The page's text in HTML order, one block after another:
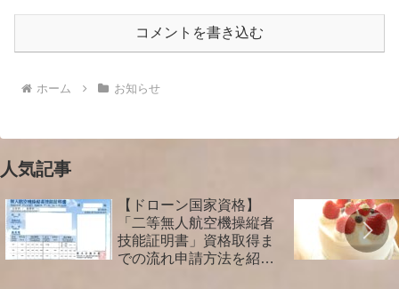
コメントを書き込む
ホーム お知らせ
人気記事
【ドローン国家資格】
「二等無人航空機操縦者
技能証明書」資格取得ま
での流れ申請方法を紹介